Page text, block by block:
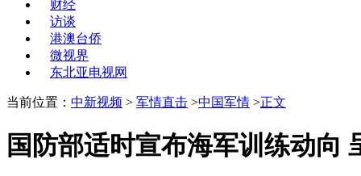
财经
访谈
港澳台侨
微视界
东北亚电视网
当前位置： 中新视频 > 军情直击 >中国军情 >正文
国防部适时宣布海军训练动向